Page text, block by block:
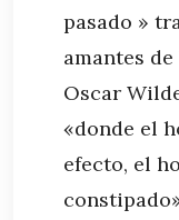
pasado »
amantes
Oscar
«donde el
efecto, el